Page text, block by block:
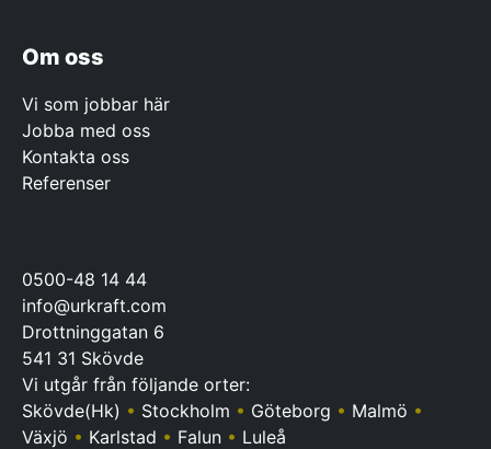
Om oss
Vi som jobbar här
Jobba med oss
Kontakta oss
Referenser
0500-48 14 44
info@urkraft.com
Drottninggatan 6
541 31 Skövde
Vi utgår från följande orter:
Skövde(Hk) • Stockholm • Göteborg • Malmö •
Växjö • Karlstad • Falun • Luleå